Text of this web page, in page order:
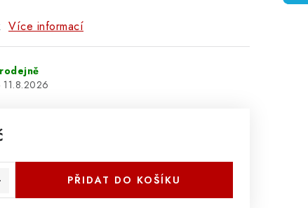
Více informací
11.8.2026
PŘIDAT DO KOŠÍKU